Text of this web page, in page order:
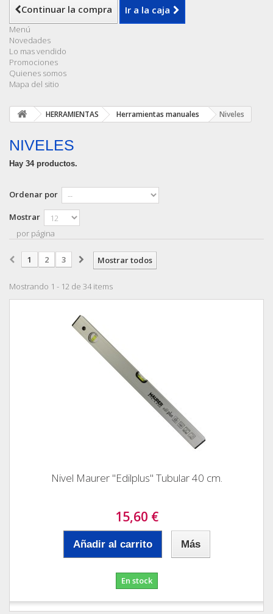
Continuar la compra Ir a la caja
Menú
Novedades
Lo mas vendido
Promociones
Quienes somos
Mapa del sitio
HERRAMIENTAS Herramientas manuales Niveles
NIVELES
Hay 34 productos.
Ordenar por
Mostrar
por página
Mostrar todos
1 2 3
Mostrando 1 - 12 de 34 items
Nivel Maurer "Edilplus" Tubular 40 cm.
15,60 €
Añadir al carrito Más
En stock